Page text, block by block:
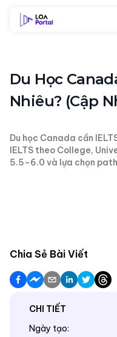
Du Học
Nhiêu? (Cập
Du học Canada cần
IELTS theo College,
5.5–6.0 và lựa chọn
Chia Sẻ Bài Viết
CHI TIẾT
Ngày tạo: